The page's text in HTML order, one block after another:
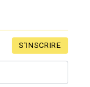
S'INSCRIRE